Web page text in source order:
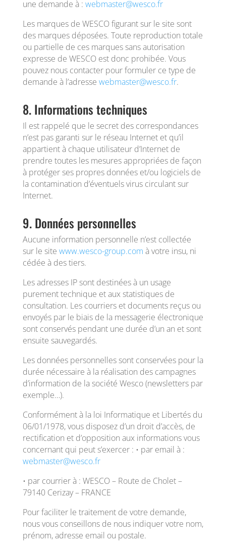
une demande à : webmaster@wesco.fr
Les marques de WESCO figurant sur le site sont
des marques déposées. Toute reproduction totale
ou partielle de ces marques sans autorisation
expresse de WESCO est donc prohibée. Vous
pouvez nous contacter pour formuler ce type de
demande à l’adresse webmaster@wesco.fr.
8. Informations techniques
Il est rappelé que le secret des correspondances
n’est pas garanti sur le réseau Internet et qu’il
appartient à chaque utilisateur d’Internet de
prendre toutes les mesures appropriées de façon
à protéger ses propres données et/ou logiciels de
la contamination d’éventuels virus circulant sur
Internet.
9. Données personnelles
Aucune information personnelle n’est collectée
sur le site www.wesco-group.com à votre insu, ni
cédée à des tiers.
Les adresses IP sont destinées à un usage
purement technique et aux statistiques de
consultation. Les courriers et documents reçus ou
envoyés par le biais de la messagerie électronique
sont conservés pendant une durée d’un an et sont
ensuite sauvegardés.
Les données personnelles sont conservées pour la
durée nécessaire à la réalisation des campagnes
d’information de la société Wesco (newsletters par
exemple…).
Conformément à la loi Informatique et Libertés du
06/01/1978, vous disposez d’un droit d’accès, de
rectification et d’opposition aux informations vous
concernant qui peut s’exercer : • par email à :
webmaster@wesco.fr
• par courrier à : WESCO – Route de Cholet –
79140 Cerizay – FRANCE
Pour faciliter le traitement de votre demande,
nous vous conseillons de nous indiquer votre nom,
prénom, adresse email ou postale.